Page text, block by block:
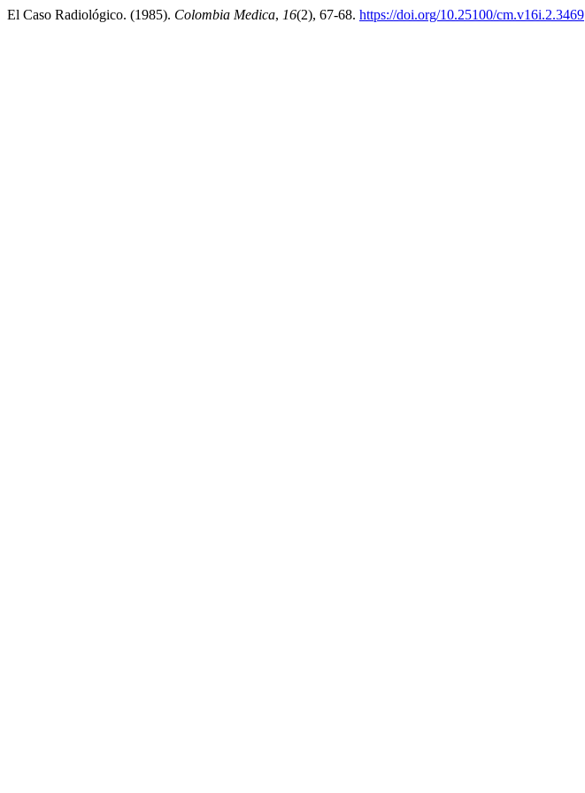
El Caso Radiológico. (1985). Colombia Medica, 16(2), 67-68. https://doi.org/10.25100/cm.v16i.2.3469